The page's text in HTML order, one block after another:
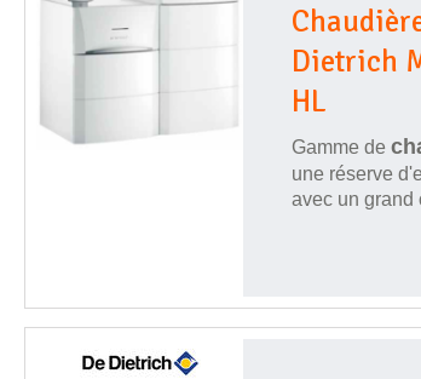
Dietrich
HL
Gamme de
une réserve
avec un grand